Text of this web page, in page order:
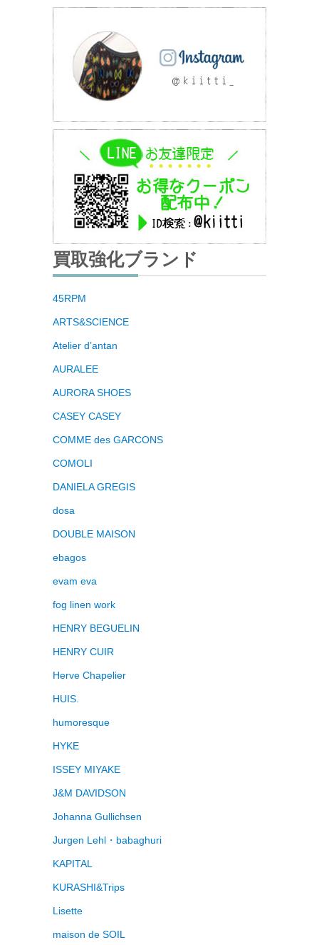
買取強化ブランド
45RPM
ARTS&SCIENCE
Atelier d’antan
AURALEE
AURORA SHOES
CASEY CASEY
COMME des GARCONS
COMOLI
DANIELA GREGIS
dosa
DOUBLE MAISON
ebagos
evam eva
fog linen work
HENRY BEGUELIN
HENRY CUIR
Herve Chapelier
HUIS.
humoresque
HYKE
ISSEY MIYAKE
J&M DAVIDSON
Johanna Gullichsen
Jurgen Lehl・babaghuri
KAPITAL
KURASHI&Trips
Lisette
maison de SOIL